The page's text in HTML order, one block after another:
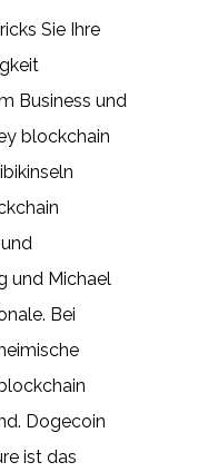
Sie Ihre
Business und
blockchain
und Michael
Bei
Dogecoin
ist das